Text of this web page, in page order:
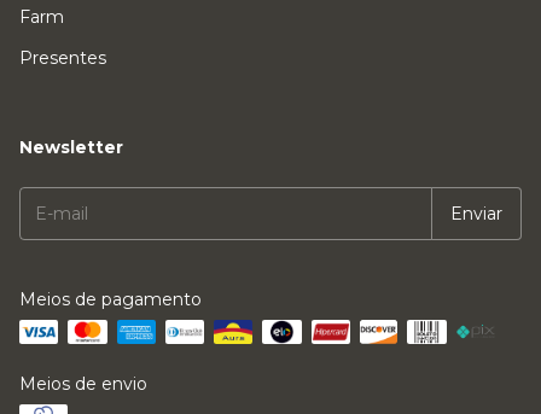
Farm
Presentes
Newsletter
Meios de pagamento
Meios de envio